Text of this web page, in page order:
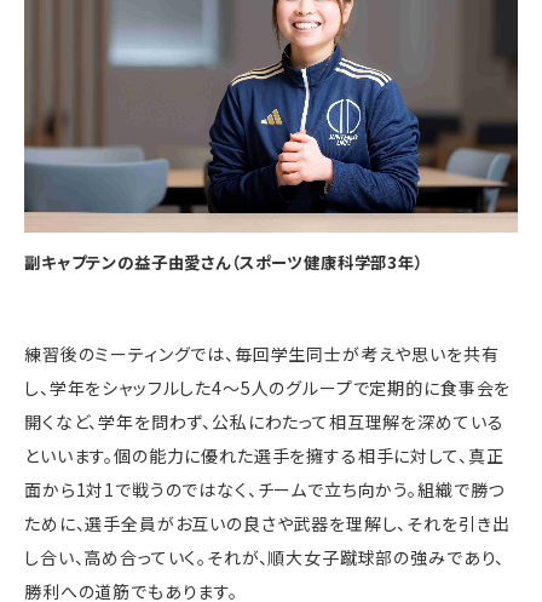
副キャプテンの益子由愛さん（スポーツ健康科学部3年）
練習後のミーティングでは、毎回学生同士が考えや思いを共有
し、学年をシャッフルした4〜5人のグループで定期的に食事会を
開くなど、学年を問わず、公私にわたって相互理解を深めている
といいます。個の能力に優れた選手を擁する相手に対して、真正
面から1対1で戦うのではなく、チームで立ち向かう。組織で勝つ
ために、選手全員がお互いの良さや武器を理解し、それを引き出
し合い、高め合っていく。それが、順大女子蹴球部の強みであり、
勝利への道筋でもあります。